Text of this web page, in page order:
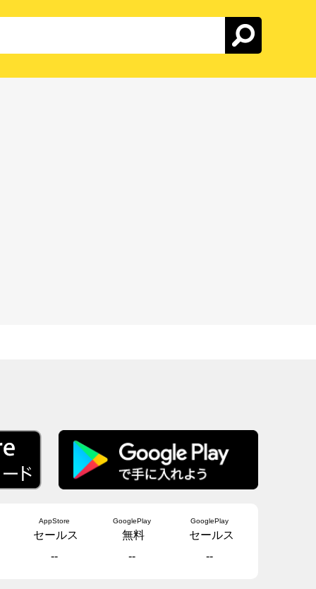
AppStore
セールス
--
GooglePlay
無料
--
GooglePlay
セールス
--